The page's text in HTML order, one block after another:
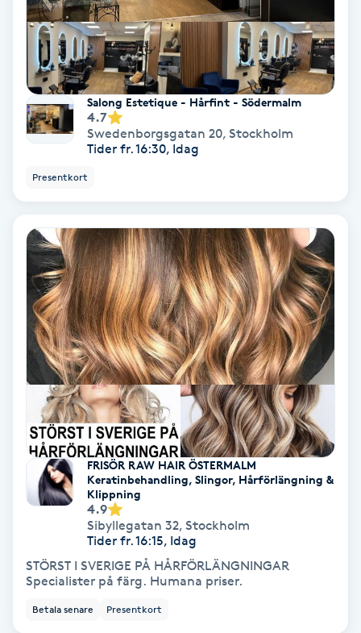
Skalpmassage
Skinbooster
Sklerosering
Skäggfärgning
Skäggklippning
Skäggtrimmning
Skönhet
Slingor
Sockring
Spa
Spa manikyr & pedikyr
Salong Estetique - Hårfint - Södermalm
4.7
Swedenborgsgatan 20, Stockholm
Tider fr. 16:30, Idag
Presentkort
FRISÖR RAW HAIR ÖSTERMALM
Keratinbehandling, Slingor, Hårförlängning &
Klippning
4.9
Sibyllegatan 32, Stockholm
Tider fr. 16:15, Idag
STÖRST I SVERIGE PÅ HÅRFÖRLÄNGNINGAR
Specialister på färg. Humana priser.
Betala senare Presentkort